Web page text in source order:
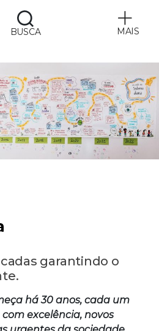
BUSCA MAIS
garantindo o
há 30 anos, cada um
excelência, novos